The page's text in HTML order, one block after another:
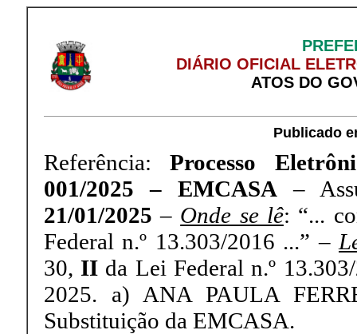
DIÁRIO OFICIAL
ATOS DO
Publicado
Referência: Processo
001/2025 – EMCASA–
21/01/2025 – Onde se lê: “...
Federal n.º 13.303/2016 ...” –
30, IIda Lei Federal n.º
2025. a) ANA PAULA
Substituição da EMCASA.